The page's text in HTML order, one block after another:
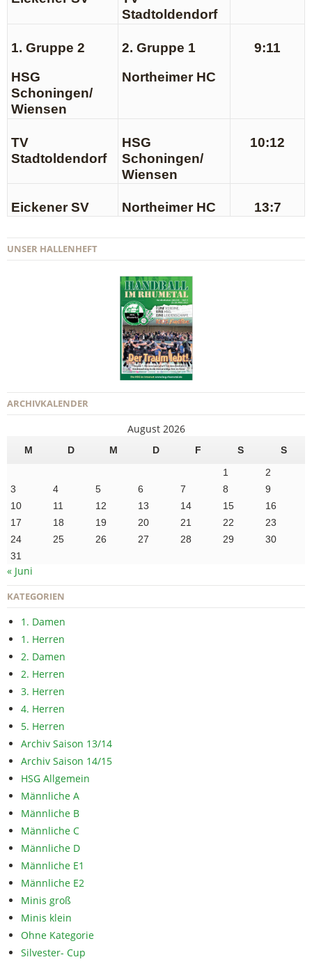
Stadtoldendorf
1. Gruppe 2
HSG
Schoningen/
Wiensen
2. Gruppe 1
Northeimer HC
9:11
TV
Stadtoldendorf
HSG
Schoningen/
Wiensen
10:12
Eickener SV Northeimer HC 13:7
UNSER HALLENHEFT
ARCHIVKALENDER
August 2026
M D M D F S
S
1
2
3
4 5 6 7 8
9
10
11 12 13 14 15
16
17
18 19 20 21 22
23
24
25 26 27 28 29
30
31
« Juni
KATEGORIEN
1. Damen
1. Herren
2. Damen
2. Herren
3. Herren
4. Herren
5. Herren
Archiv Saison 13/14
Archiv Saison 14/15
HSG Allgemein
Männliche A
Männliche B
Männliche C
Männliche D
Männliche E1
Männliche E2
Minis groß
Minis klein
Ohne Kategorie
Silvester- Cup